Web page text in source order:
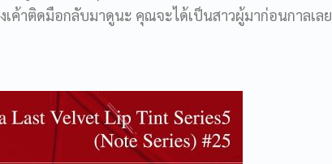
ค้าติดมือกลับมาดูนะ คุณจะได้เป็นสาวผู้มาก่อนกาลเลย